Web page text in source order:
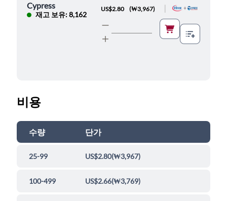
Cypress
재고 보유: 8,162
US$2.80 (₩3,967)
비용
수량 단가
25-99 US$2.80(₩3,967)
100-499 US$2.66(₩3,769)